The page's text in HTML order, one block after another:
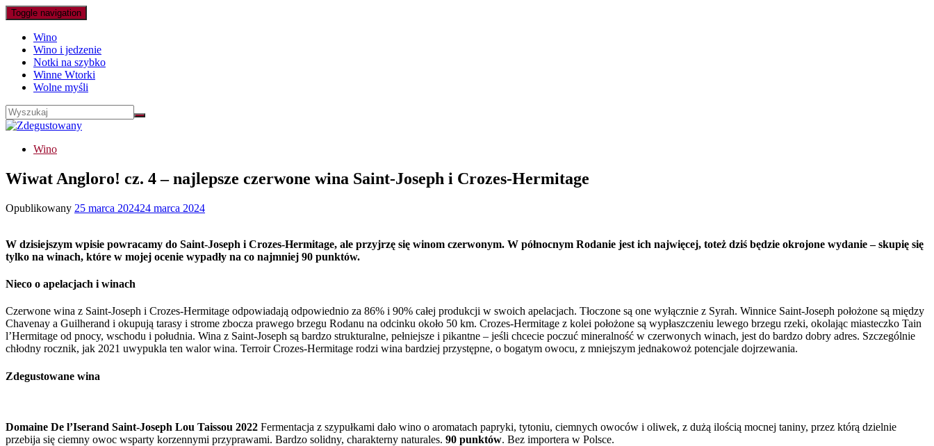
Toggle navigation
Wino
Wino i jedzenie
Notki na szybko
Winne Wtorki
Wolne myśli
Wino
Wiwat Angloro! cz. 4 – najlepsze czerwone wina Saint-Joseph i Crozes-Hermitage
Opublikowany 25 marca 202424 marca 2024
W dzisiejszym wpisie powracamy do Saint-Joseph i Crozes-Hermitage, ale przyjrzę się winom czerwonym. W północnym Rodanie jest ich najwięcej, toteż dziś będzie okrojone wydanie – skupię się
tylko na winach, które w mojej ocenie wypadły na co najmniej 90 punktów.
Nieco o apelacjach i winach
Czerwone wina z Saint-Joseph i Crozes-Hermitage odpowiadają odpowiednio za 86% i 90% całej produkcji w swoich apelacjach. Tłoczone są one wyłącznie z Syrah. Winnice Saint-Joseph położone są między
Chavenay a Guilherand i okupują tarasy i strome zbocza prawego brzegu Rodanu na odcinku około 50 km. Crozes-Hermitage z kolei położone są wypłaszczeniu lewego brzegu rzeki, okolając miasteczko Tain
l’Hermitage od pnocy, wschodu i południa. Wina z Saint-Joseph są bardzo strukturalne, pełniejsze i pikantne – jeśli chcecie poczuć mineralność w czerwonych winach, jest do bardzo dobry adres. Szczególnie
chłodny rocznik, jak 2021 uwypukla ten walor wina. Terroir Crozes-Hermitage rodzi wina bardziej przystępne, o bogatym owocu, z mniejszym jednakowoż potencjale dojrzewania.
Zdegustowane wina
Domaine De l’Iserand Saint-Joseph Lou Taissou 2022 Fermentacja z szypułkami dało wino o aromatach papryki, tytoniu, ciemnych owoców i oliwek, z dużą ilością mocnej taniny, przez którą dzielnie
przebija się ciemny owoc wsparty korzennymi przyprawami. Bardzo solidny, charakterny naturales. 90 punktów. Bez importera w Polsce.